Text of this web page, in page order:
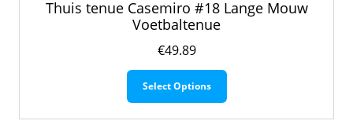
Thuis tenue Casemiro #18 Lange Mouw
Voetbaltenue
€49.89
Select Options
Dit